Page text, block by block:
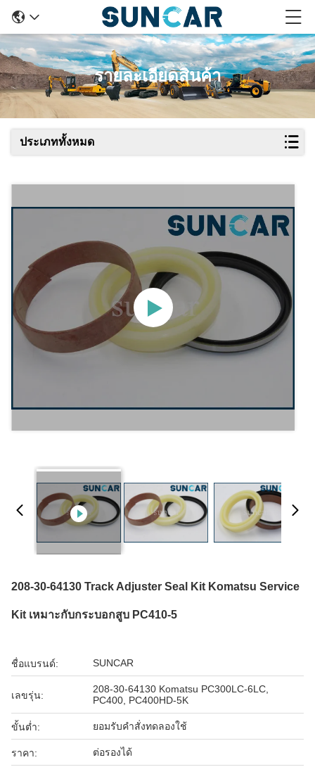
รายละเอียดสินค้า
ประเภททั้งหมด
208-30-64130 Track Adjuster Seal Kit Komatsu Service
Kit เหมาะกับกระบอกสูบ PC410-5
ชื่อแบรนด์: SUNCAR
เลขรุ่น:
208-30-64130 Komatsu PC300LC-6LC,
PC400, PC400HD-5K
ขั้นต่ำ: ยอมรับคำสั่งทดลองใช้
ราคา: ต่อรองได้